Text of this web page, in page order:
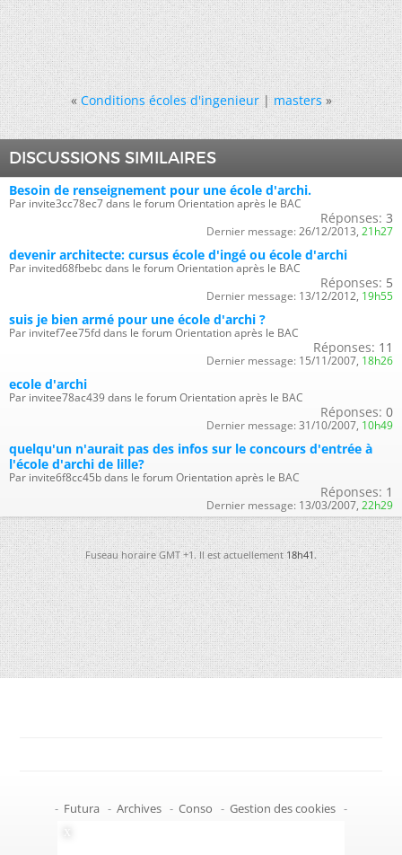
« Conditions écoles d'ingenieur|masters »
DISCUSSIONS SIMILAIRES
Besoin de renseignement pour une école d'archi.
Par invite3cc78ec7 dans le forum Orientation après le BAC
Réponses: 3
Dernier message: 26/12/2013, 21h27
devenir architecte: cursus école d'ingé ou école d'archi
Par invited68fbebc dans le forum Orientation après le BAC
Réponses: 5
Dernier message: 13/12/2012, 19h55
suis je bien armé pour une école d'archi ?
Par invitef7ee75fd dans le forum Orientation après le BAC
Réponses: 11
Dernier message: 15/11/2007, 18h26
ecole d'archi
Par invitee78ac439 dans le forum Orientation après le BAC
Réponses: 0
Dernier message: 31/10/2007, 10h49
quelqu'un n'aurait pas des infos sur le concours d'entrée à
l'école d'archi de lille?
Par invite6f8cc45b dans le forum Orientation après le BAC
Réponses: 1
Dernier message: 13/03/2007, 22h29
Fuseau horaire GMT +1. Il est actuellement18h41.
- Futura - Archives - Conso - Gestion des cookies -